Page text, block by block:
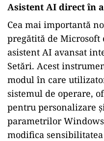
Asistent AI direct în
Cea mai importantă
pregătită de
asistent AI avansat
Setări. Acest
modul în care
sistemul de operare,
pentru personalizare
parametrilor
modifica